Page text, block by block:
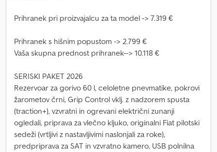
Prihranek pri proizvajalcu za ta model -> 7.319 €
Prihranek s hišnim popustom -> 2.799 €
Vaša skupna prednost prihranek--> 10.118 €
SERISKI PAKET 2026
Rezervoar za gorivo 60 l, celoletne pnevmatike, pokrovi
žarometov črni, Grip Control vklj. z nadzorem spusta
(traction+), vzvratni in ogrevani električni zunanji
ogledali, priprava za vlečno kljuko, originalni Fiat pilotski
sedeži (vrtljivi z nastavljivimi naslonjali za roke),
predpriprava za SAT in vzvratno kamero, USB polnilna